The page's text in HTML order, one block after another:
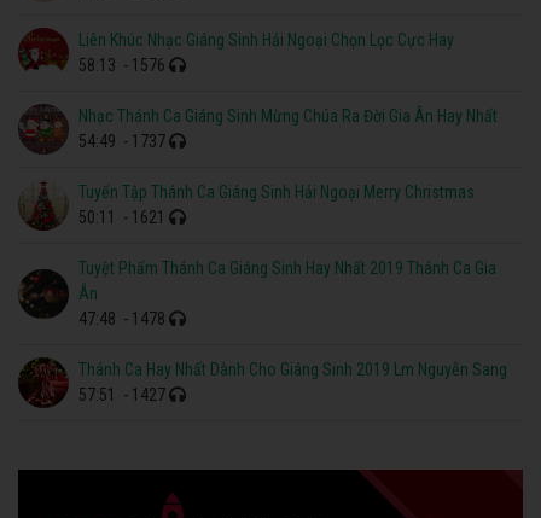
Liên Khúc Nhạc Giáng Sinh Hải Ngoại Chọn Lọc Cực Hay
58:13 - 1576
Nhạc Thánh Ca Giáng Sinh Mừng Chúa Ra Đời Gia Ân Hay Nhất
54:49 - 1737
Tuyển Tập Thánh Ca Giáng Sinh Hải Ngoại Merry Christmas
50:11
- 1621
Tuyệt Phẩm Thánh Ca Giáng Sinh Hay Nhất 2019 Thánh Ca Gia
Ân
47:48 - 1478
Thánh Ca Hay Nhất Dành Cho Giáng Sinh 2019 Lm Nguyễn Sang
57:51
- 1427